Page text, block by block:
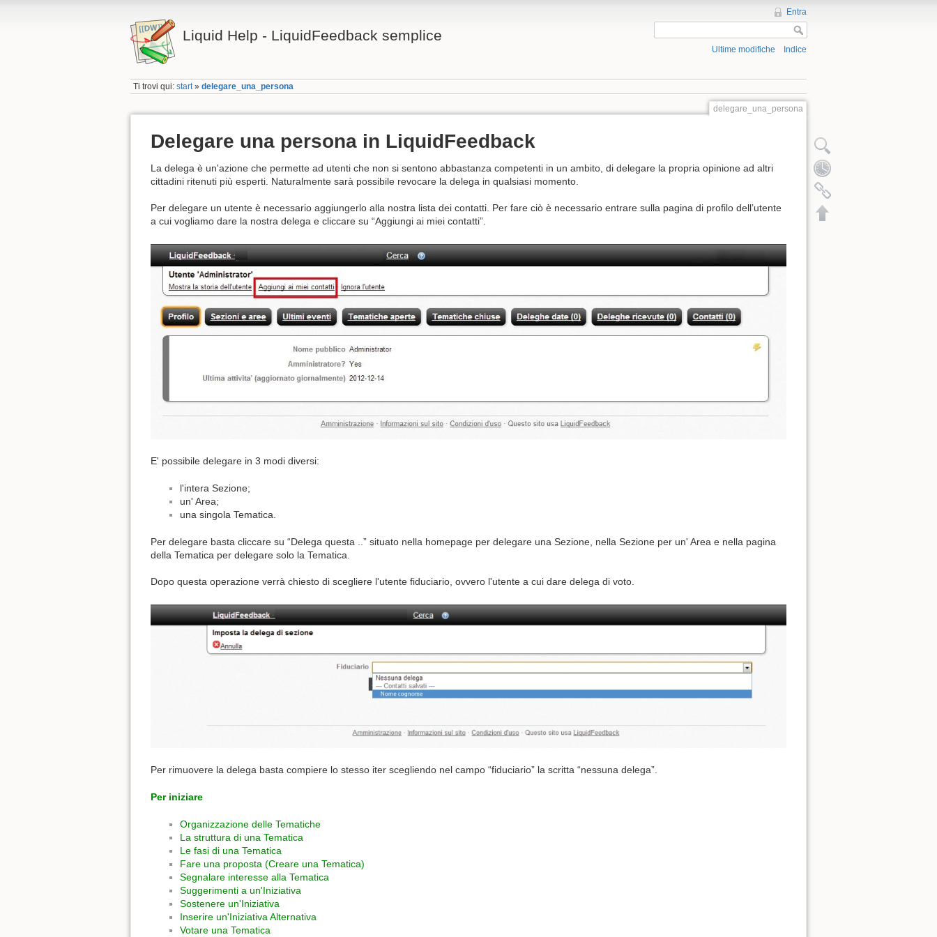
Liquid Help - LiquidFeedback semplice
Entra
Ultime modifiche Indice
Ti trovi qui:start»delegare_una_persona
delegare_una_persona
Delegare una persona in LiquidFeedback
La delega è un'azione che permette ad utenti che non si sentono abbastanza competenti in un ambito, di delegare la propria opinione ad altri
cittadini ritenuti più esperti. Naturalmente sarà possibile revocare la delega in qualsiasi momento.
Per delegare un utente è necessario aggiungerlo alla nostra lista dei contatti. Per fare ciò è necessario entrare sulla pagina di profilo dell’utente
a cui vogliamo dare la nostra delega e cliccare su “Aggiungi ai miei contatti”.
E' possibile delegare in 3 modi diversi:
l'intera Sezione;
un' Area;
una singola Tematica.
Per delegare basta cliccare su “Delega questa ..” situato nella homepage per delegare una Sezione, nella Sezione per un' Area e nella pagina
della Tematica per delegare solo la Tematica.
Dopo questa operazione verrà chiesto di scegliere l'utente fiduciario, ovvero l'utente a cui dare delega di voto.
Per rimuovere la delega basta compiere lo stesso iter scegliendo nel campo “fiduciario” la scritta “nessuna delega”.
Per iniziare
Organizzazione delle Tematiche
La struttura di una Tematica
Le fasi di una Tematica
Fare una proposta (Creare una Tematica)
Segnalare interesse alla Tematica
Suggerimenti a un'Iniziativa
Sostenere un'Iniziativa
Inserire un'Iniziativa Alternativa
Votare una Tematica